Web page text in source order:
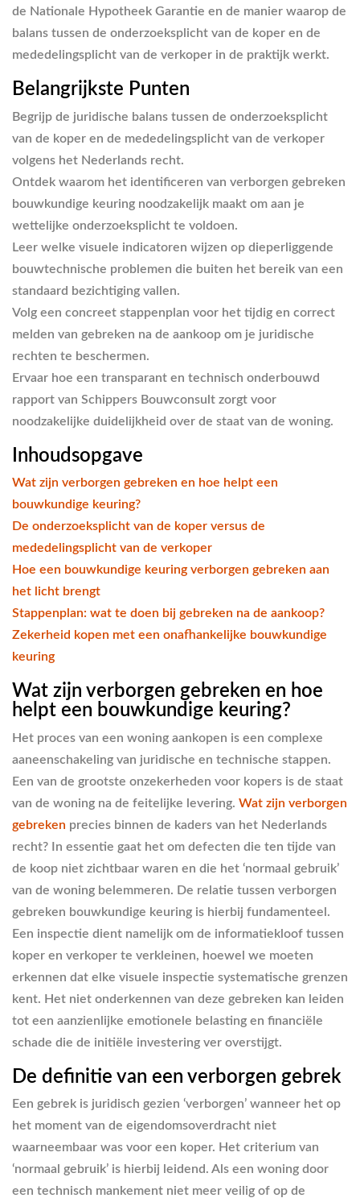
de Nationale Hypotheek Garantie en de manier waarop de
balans tussen de onderzoeksplicht van de koper en de
mededelingsplicht van de verkoper in de praktijk werkt.
Belangrijkste Punten
Begrijp de juridische balans tussen de onderzoeksplicht
van de koper en de mededelingsplicht van de verkoper
volgens het Nederlands recht.
Ontdek waarom het identificeren van verborgen gebreken
bouwkundige keuring noodzakelijk maakt om aan je
wettelijke onderzoeksplicht te voldoen.
Leer welke visuele indicatoren wijzen op dieperliggende
bouwtechnische problemen die buiten het bereik van een
standaard bezichtiging vallen.
Volg een concreet stappenplan voor het tijdig en correct
melden van gebreken na de aankoop om je juridische
rechten te beschermen.
Ervaar hoe een transparant en technisch onderbouwd
rapport van Schippers Bouwconsult zorgt voor
noodzakelijke duidelijkheid over de staat van de woning.
Inhoudsopgave
Wat zijn verborgen gebreken en hoe helpt een
bouwkundige keuring?
De onderzoeksplicht van de koper versus de
mededelingsplicht van de verkoper
Hoe een bouwkundige keuring verborgen gebreken aan
het licht brengt
Stappenplan: wat te doen bij gebreken na de aankoop?
Zekerheid kopen met een onafhankelijke bouwkundige
keuring
Wat zijn verborgen gebreken en hoe
helpt een bouwkundige keuring?
Het proces van een woning aankopen is een complexe
aaneenschakeling van juridische en technische stappen.
Een van de grootste onzekerheden voor kopers is de staat
van de woning na de feitelijke levering. Wat zijn verborgen
gebreken precies binnen de kaders van het Nederlands
recht? In essentie gaat het om defecten die ten tijde van
de koop niet zichtbaar waren en die het ‘normaal gebruik’
van de woning belemmeren. De relatie tussen verborgen
gebreken bouwkundige keuring is hierbij fundamenteel.
Een inspectie dient namelijk om de informatiekloof tussen
koper en verkoper te verkleinen, hoewel we moeten
erkennen dat elke visuele inspectie systematische grenzen
kent. Het niet onderkennen van deze gebreken kan leiden
tot een aanzienlijke emotionele belasting en financiële
schade die de initiële investering ver overstijgt.
De definitie van een verborgen gebrek
Een gebrek is juridisch gezien ‘verborgen’ wanneer het op
het moment van de eigendomsoverdracht niet
waarneembaar was voor een koper. Het criterium van
‘normaal gebruik’ is hierbij leidend. Als een woning door
een technisch mankement niet meer veilig of op de